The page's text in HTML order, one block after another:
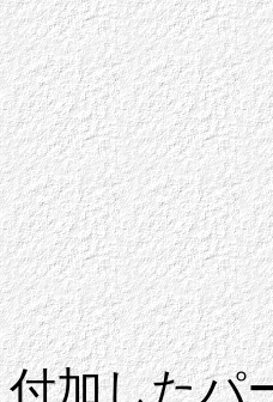
付加したパ